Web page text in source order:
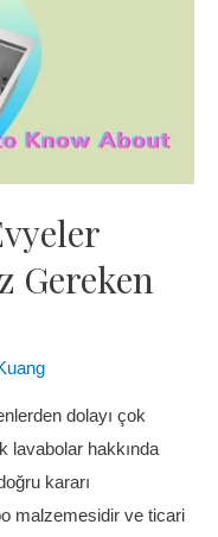
Gereken
dolayı çok
lavabolar hakkında
kararı
malzemesidir ve ticari